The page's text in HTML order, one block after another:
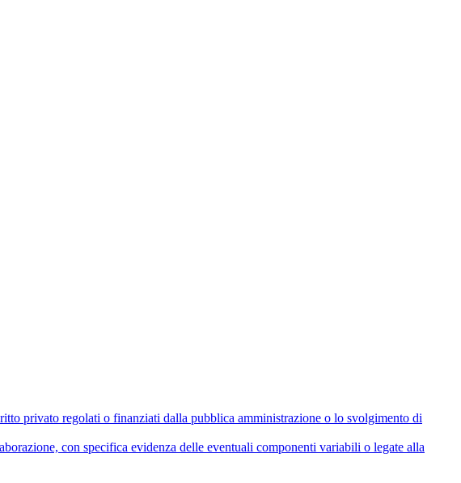
privato regolati o finanziati dalla pubblica amministrazione o lo svolgimento di
con specifica evidenza delle eventuali componenti variabili o legate alla